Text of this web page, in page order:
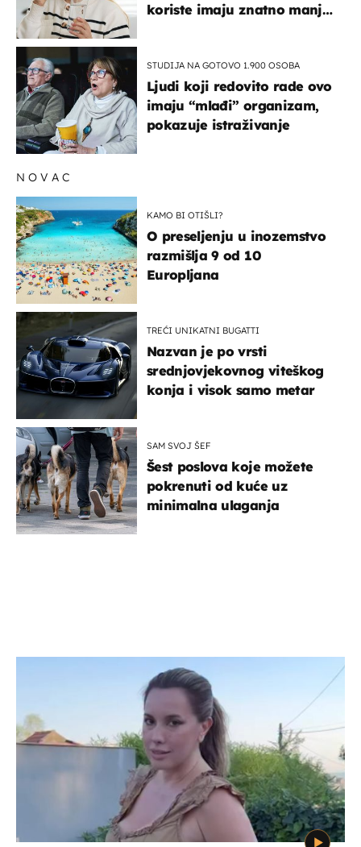
koriste imaju znatno manji
STUDIJA NA GOTOVO 1.900 OSOBA
Ljudi koji redovito rade ovo
imaju “mlađi” organizam,
pokazuje istraživanje
NOVAC
KAMO BI OTIŠLI?
O preseljenju u inozemstvo
razmišlja 9 od 10
Europljana
TREĆI UNIKATNI BUGATTI
Nazvan je po vrsti
srednjovjekovnog viteškog
konja i visok samo metar
SAM SVOJ ŠEF
Šest poslova koje možete
pokrenuti od kuće uz
minimalna ulaganja